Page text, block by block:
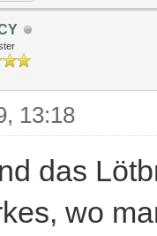
13:18
das
wo